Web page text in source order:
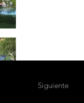
Siguiente